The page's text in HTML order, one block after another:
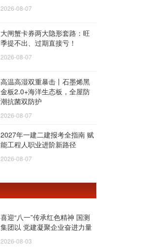
2026-08-07
大闸蟹卡券两大隐形套路：旺
季提不出、过期直接亏！
2026-08-07
高温高湿双重暴击丨石墨烯黑
金板2.0+海洋生态板，全屋防
潮抗菌双防护
2026-08-07
2027年一建二建报考全指南 赋
能工程人职业进阶新路径
2026-08-07
喜迎“八一”传承红色精神 国测
集团以 党建凝聚企业奋进力量
2026-08-03